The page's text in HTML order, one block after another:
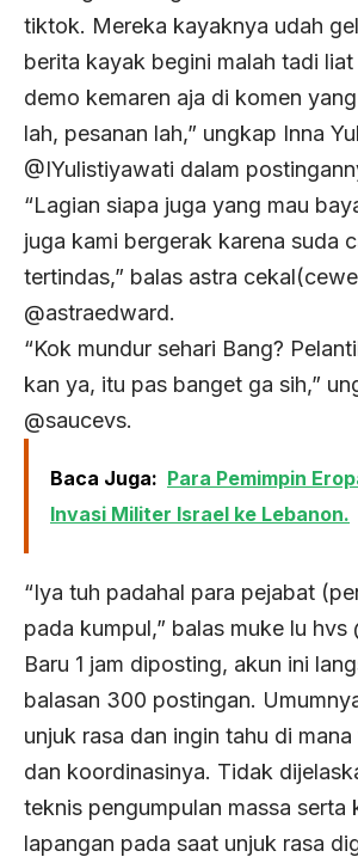
tiktok. Mereka kayaknya udah
berita kayak begini malah tadi
demo kemaren aja di komen
lah, pesanan lah,” ungkap Inna
@IYulistiyawati dalam
“Lagian siapa juga yang mau
juga kami bergerak karena suda
tertindas,” balas astra
@astraedward.
“Kok mundur sehari Bang?
kan ya, itu pas banget ga sih,”
@saucevs.
Baca Juga: Para Pemimpin
Invasi Militer Israel ke Lebanon.
“Iya tuh padahal para pejabat
pada kumpul,” balas muke lu hvs
Baru 1 jam diposting, akun ini
balasan 300 postingan.
unjuk rasa dan ingin tahu di
dan koordinasinya. Tidak
teknis pengumpulan massa serta
lapangan pada saat unjuk rasa